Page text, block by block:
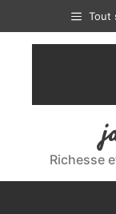
contenu
Tout
Richesse